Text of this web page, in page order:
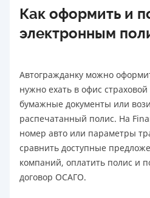
Как оформить и
электронным
Автогражданку можно
нужно ехать в офис
бумажные документы или
распечатанный полис. На
номер авто или параметры
сравнить доступные
компаний, оплатить полис и
договор ОСАГО.